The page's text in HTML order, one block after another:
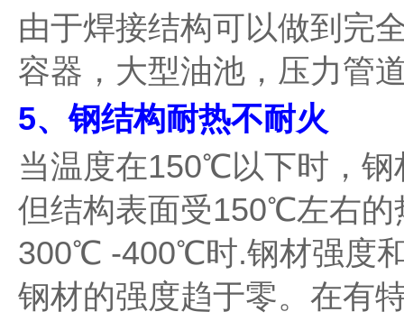
由于焊接结构可以做到完
容器，大型油池，压力管
5、钢结构耐热不耐火
当温度在150℃以下时，钢
但结构表面受150℃左右的
300℃ -400℃时.钢材强度
钢材的强度趋于零。在有